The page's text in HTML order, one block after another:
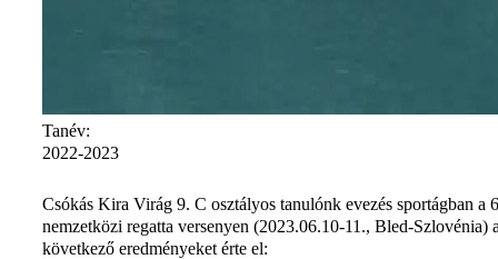
Tanév:
2022-2023
Csókás Kira Virág 9. C osztályos tanulónk evezés sportágban a
nemzetközi regatta versenyen (2023.06.10-11., Bled-Szlovénia)
következő eredményeket érte el: